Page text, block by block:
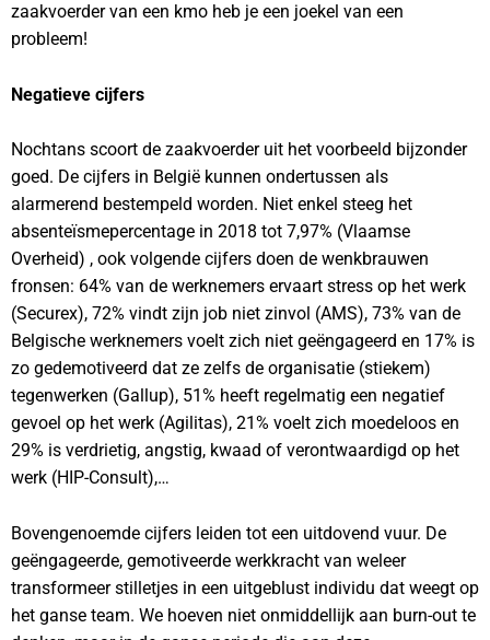
zaakvoerder van een kmo heb je een joekel van een
probleem!
Negatieve cijfers
Nochtans scoort de zaakvoerder uit het voorbeeld bijzonder
goed. De cijfers in België kunnen ondertussen als
alarmerend bestempeld worden. Niet enkel steeg het
absenteïsmepercentage in 2018 tot 7,97% (Vlaamse
Overheid) , ook volgende cijfers doen de wenkbrauwen
fronsen: 64% van de werknemers ervaart stress op het werk
(Securex), 72% vindt zijn job niet zinvol (AMS), 73% van de
Belgische werknemers voelt zich niet geëngageerd en 17% is
zo gedemotiveerd dat ze zelfs de organisatie (stiekem)
tegenwerken (Gallup), 51% heeft regelmatig een negatief
gevoel op het werk (Agilitas), 21% voelt zich moedeloos en
29% is verdrietig, angstig, kwaad of verontwaardigd op het
werk (HIP-Consult),…
Bovengenoemde cijfers leiden tot een uitdovend vuur. De
geëngageerde, gemotiveerde werkkracht van weleer
transformeer stilletjes in een uitgeblust individu dat weegt op
het ganse team. We hoeven niet onmiddellijk aan burn-out te